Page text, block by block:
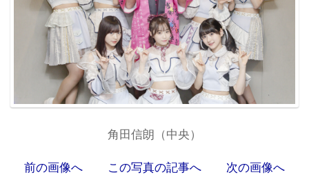
角田信朗（中央）
前の画像へ この写真の記事へ 次の画像へ